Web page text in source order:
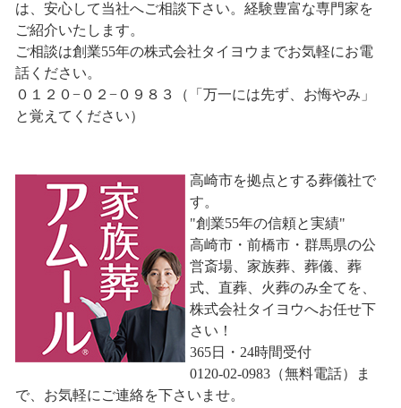
は、安心して当社へご相談下さい。経験豊富な専門家を
ご紹介いたします。
ご相談は創業55年の株式会社タイヨウまでお気軽にお電
話ください。
０１２０−０２−０９８３（「万一には先ず、お悔やみ」
と覚えてください）
高崎市を拠点とする葬儀社で
す。
"創業55年の信頼と実績"
高崎市・前橋市・群馬県の公
営斎場、家族葬、葬儀、葬
式、直葬、火葬のみ全てを、
株式会社タイヨウへお任せ下
さい！
365日・24時間受付
0120-02-0983（無料電話）ま
で、お気軽にご連絡を下さいませ。